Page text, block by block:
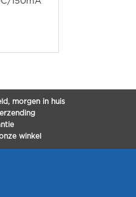
morgen in huis
winkel